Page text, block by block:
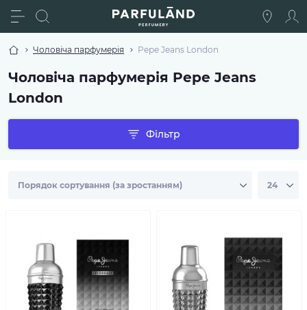
Чоловіча парфумерія Pepe Jeans London
Чоловіча парфумерія Pepe Jeans
London
Фільтр